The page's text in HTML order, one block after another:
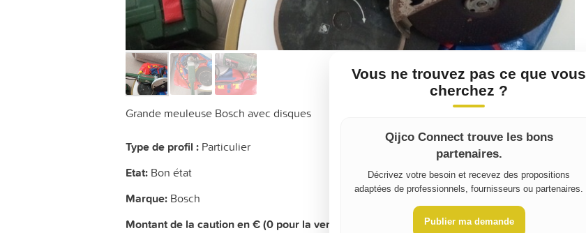
Grande meuleuse Bosch avec disques
Type de profil : Particulier
Etat: Bon état
Marque: Bosch
Montant de la caution en € (0 pour la vente, indiquez le montant pour la location):
Vous ne trouvez pas ce que vous
cherchez ?
Qijco Connect trouve les bons
partenaires.
Décrivez votre besoin et recevez des propositions
adaptées de professionnels, fournisseurs ou partenaires.
Publier ma demande